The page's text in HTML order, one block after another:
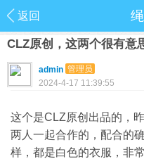
返回
CLZ原创，这两个很有意
admin 管理员
2024-4-17 11:39:55
这个是CLZ原创出品的，
两人一起合作的，配合的
样，都是白色的衣服，非